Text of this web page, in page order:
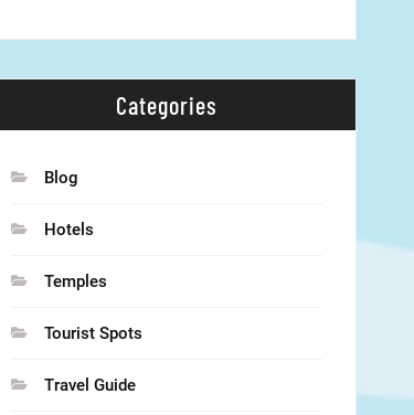
Categories
Blog
Hotels
Temples
Tourist Spots
Travel Guide